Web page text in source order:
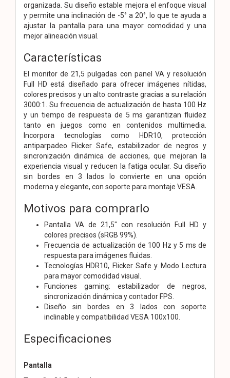
organizada. Su diseño estable mejora el enfoque visual
y permite una inclinación de -5° a 20°, lo que te ayuda a
ajustar la pantalla para una mayor comodidad y una
mejor alineación visual.
Características
El monitor de 21,5 pulgadas con panel VA y resolución
Full HD está diseñado para ofrecer imágenes nítidas,
colores precisos y un alto contraste gracias a su relación
3000:1. Su frecuencia de actualización de hasta 100 Hz
y un tiempo de respuesta de 5 ms garantizan fluidez
tanto en juegos como en contenidos multimedia.
Incorpora tecnologías como HDR10, protección
antiparpadeo Flicker Safe, estabilizador de negros y
sincronización dinámica de acciones, que mejoran la
experiencia visual y reducen la fatiga ocular. Su diseño
sin bordes en 3 lados lo convierte en una opción
moderna y elegante, con soporte para montaje VESA.
Motivos para comprarlo
Pantalla VA de 21,5" con resolución Full HD y
colores precisos (sRGB 99%).
Frecuencia de actualización de 100 Hz y 5 ms de
respuesta para imágenes fluidas.
Tecnologías HDR10, Flicker Safe y Modo Lectura
para mayor comodidad visual.
Funciones gaming: estabilizador de negros,
sincronización dinámica y contador FPS.
Diseño sin bordes en 3 lados con soporte
inclinable y compatibilidad VESA 100x100.
Especificaciones
Pantalla